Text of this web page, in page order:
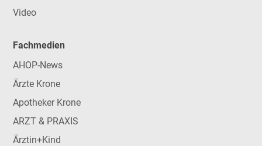
Video
Fachmedien
AHOP-News
Ärzte Krone
Apotheker Krone
ARZT & PRAXIS
Ärztin+Kind